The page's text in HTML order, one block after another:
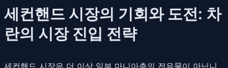
세컨핸드 시장의 기회와 도전: 차
란의 시장 진입 전략
세컨핸드 시장은 더 이상 일부 마니아층의 전유물이 아닙니